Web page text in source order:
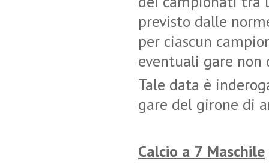
previsto dalle
per ciascun
eventuali gare
Tale data è
gare del girone di
Calcio a 7 Maschile